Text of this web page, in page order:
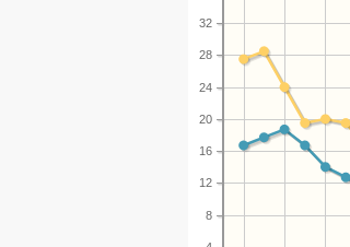
8
12
16
20
24
28
32